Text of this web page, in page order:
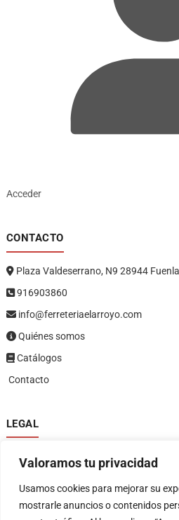
Valoramos tu privacidad
Usamos cookies para mejorar su
mostrarle anuncios o contenidos
Acceder
CONTACTO
Plaza Valdeserrano, N9 28944
916903860
info@ferreteriaelarroyo.com
Quiénes somos
Catálogos
Contacto
LEGAL
Política de privacidad
Política de devoluciones y reembolsos
Términos y condiciones